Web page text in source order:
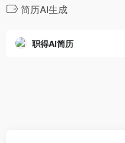
简历AI生成
职得AI简历